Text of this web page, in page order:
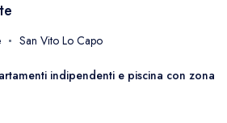
San Vito Lo Capo
indipendenti e piscina con zona